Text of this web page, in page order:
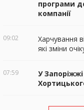
програми
компанії
09:02
Харчування
які зміни
07:59
У